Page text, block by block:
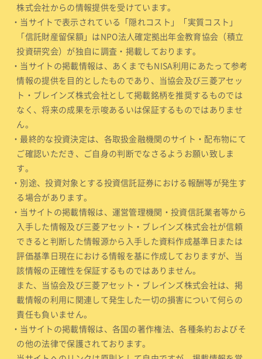
株式会社からの情報提供を受けています。
・当サイトで表示されている「隠れコスト」「実質コスト」
「信託財産留保額」はNPO法人確定拠出年金教育協会（積立
投資研究会）が独自に調査・掲載しております。
・当サイトの掲載情報は、あくまでもNISA利用にあたって参考
情報の提供を目的としたものであり、当協会及び三菱アセッ
ト・ブレインズ株式会社として掲載銘柄を推奨するものでは
なく、将来の成果を示唆あるいは保証するものではありませ
ん。
・最終的な投資決定は、各取扱金融機関のサイト・配布物にて
ご確認いただき、ご自身の判断でなさるようお願い致しま
す。
・別途、投資対象とする投資信託証券における報酬等が発生す
る場合があります。
・当サイトの掲載情報は、運営管理機関・投資信託業者等から
入手した情報及び三菱アセット・ブレインズ株式会社が信頼
できると判断した情報源から入手した資料作成基準日または
評価基準日現在における情報を基に作成しておりますが、当
該情報の正確性を保証するものではありません。
また、当協会及び三菱アセット・ブレインズ株式会社は、掲
載情報の利用に関連して発生した一切の損害について何らの
責任も負いません。
・当サイトの掲載情報は、各国の著作権法、各種条約およびそ
の他の法律で保護されております。